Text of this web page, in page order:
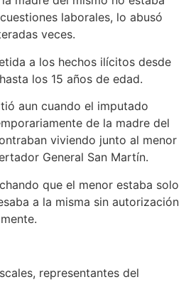
laborales, lo abusó
veces.
a los hechos ilícitos desde
los 15 años de edad.
aun cuando el imputado
de la madre del
viviendo junto al menor
General San Martín.
que el menor estaba solo
a la misma sin autorización
representantes del